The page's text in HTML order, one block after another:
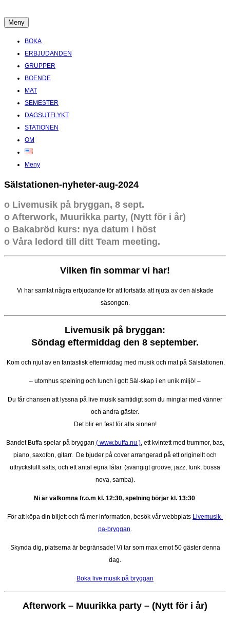
till
Boende Aktiviteter Möten Hemlig historia i Stockholms Skärgård
Meny
BOKA
ERBJUDANDEN
GRUPPER
BOENDE
MAT
SEMESTER
DAGSUTFLYKT
STATIONEN
OM
Meny
Sälstationen-nyheter-aug-2024
o Livemusik på bryggan, 8 sept.
o Afterwork, Muurikka party, (Nytt för i år)
o Bakabröd kurs: nya datum i höst
o Våra ledord till ditt Team meeting.
Vilken fin sommar vi har!
Vi har samlat några erbjudande för att fortsätta att njuta av den älskade
säsongen.
Livemusik på bryggan:
Söndag eftermiddag den 8 september.
Kom och njut av en fantastisk eftermiddag med musik och mat på Sälstationen.
– utomhus spelning och lunch i gott Säl-skap i en unik miljö! –
Du får chansen att lyssna på live musik samtidigt som du minglar med vänner
och andra gäster.
Det blir en fest för alla sinnen!
Bandet Buffa spelar på bryggan ( www.buffa.nu ), ett kvintett med trummor, bas,
piano, saxofon, gitarr. De bjuder på cover arrangerad på ett originellt och
uttrycksfullt sätts, och ett antal egna låtar. (svängigt groove, jazz, funk, bossa
nova, samba).
Ni är välkomna fr.o.m kl. 12:30, spelning börjar kl. 13:30.
För att köpa din biljett och få mer information, besök vår webbplats Livemusik-
pa-bryggan
Skynda dig, platserna är begränsade! Vi tar som max emot 50 gäster denna
dag.
Boka live musik på bryggan
Afterwork – Muurikka party – (Nytt för i år)